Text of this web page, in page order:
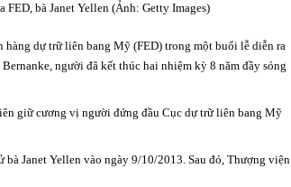
bà Janet Yellen (Ảnh: Getty Images)
hàng dự trữ liên bang Mỹ (FED) trong một buổi lễ diễn ra
người đã kết thúc hai nhiệm kỳ 8 năm đầy sóng
giữ cương vị người đứng đầu Cục dự trữ liên bang Mỹ
Janet Yellen vào ngày 9/10/2013. Sau đó, Thượng viện